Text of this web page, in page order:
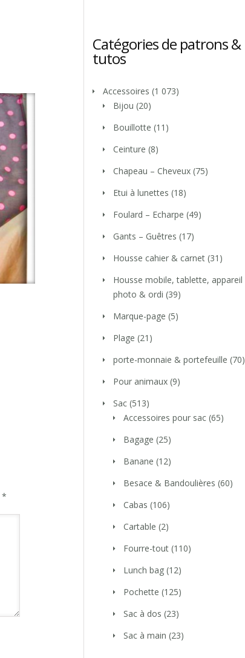
*
Catégories de patrons &
tutos
Accessoires (1 073)
Bijou (20)
Bouillotte (11)
Ceinture (8)
Chapeau – Cheveux (75)
Etui à lunettes (18)
Foulard – Echarpe (49)
Gants – Guêtres (17)
Housse cahier & carnet (31)
Housse mobile, tablette, appareil
photo & ordi (39)
Marque-page (5)
Plage (21)
porte-monnaie & portefeuille (70)
Pour animaux (9)
Sac (513)
Accessoires pour sac (65)
Bagage (25)
Banane (12)
Besace & Bandoulières (60)
Cabas (106)
Cartable (2)
Fourre-tout (110)
Lunch bag (12)
Pochette (125)
Sac à dos (23)
Sac à main (23)